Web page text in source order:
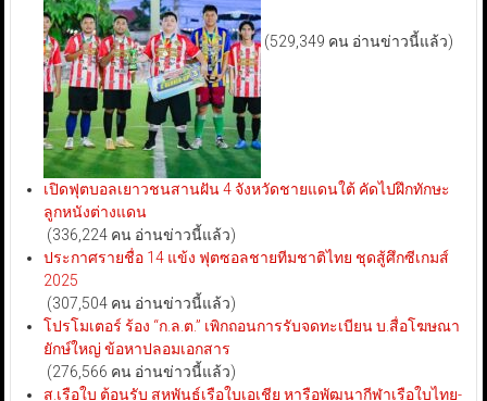
(529,349 คน อ่านข่าวนี้แล้ว)
เปิดฟุตบอลเยาวชนสานฝัน 4 จังหวัดชายแดนใต้ คัดไปฝึกทักษะ
ลูกหนังต่างแดน
(336,224 คน อ่านข่าวนี้แล้ว)
ประกาศรายชื่อ 14 แข้ง ฟุตซอลชายทีมชาติไทย ชุดสู้ศึกซีเกมส์
2025
(307,504 คน อ่านข่าวนี้แล้ว)
โปรโมเตอร์ ร้อง “ก.ล.ต.” เพิกถอนการรับจดทะเบียน บ.สื่อโฆษณา
ยักษ์ใหญ่ ข้อหาปลอมเอกสาร
(276,566 คน อ่านข่าวนี้แล้ว)
ส.เรือใบ ต้อนรับ สหพันธ์เรือใบเอเชีย หารือพัฒนากีฬาเรือใบไทย-